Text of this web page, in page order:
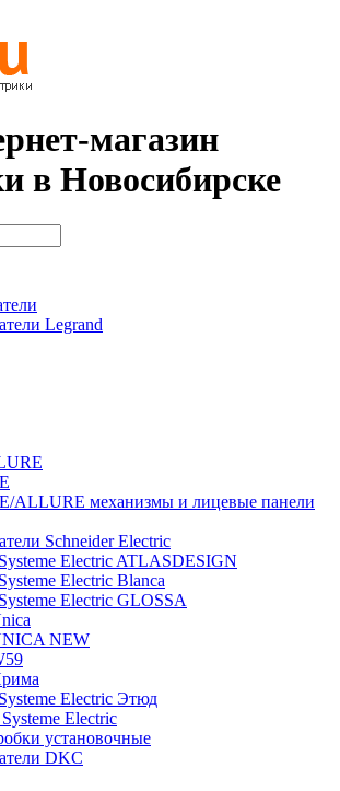
магазин
в Новосибирске
Legrand
ALLURE механизмы и лицевые панели
Schneider Electric
Electric ATLASDESIGN
Electric Blanca
Electric GLOSSA
NEW
Electric Этюд
Electric
установочные
DKC